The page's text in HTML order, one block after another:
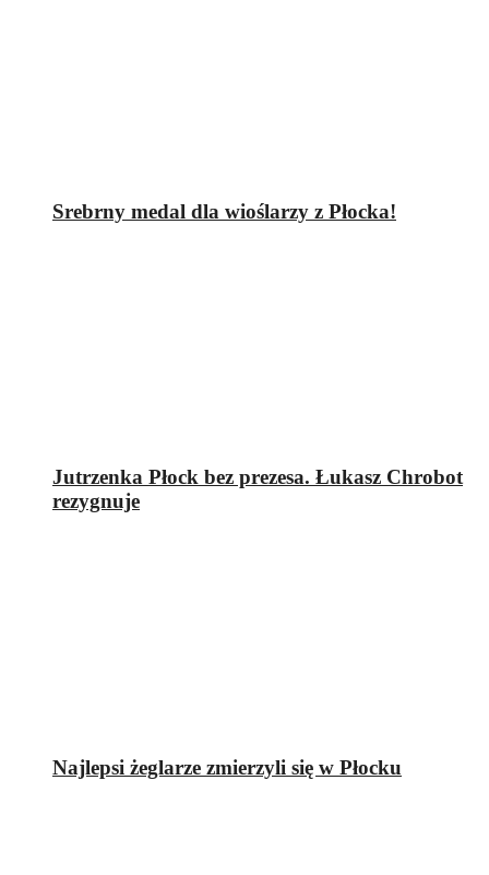
Srebrny medal dla wioślarzy z Płocka!
Jutrzenka Płock bez prezesa. Łukasz Chrobot
rezygnuje
Najlepsi żeglarze zmierzyli się w Płocku